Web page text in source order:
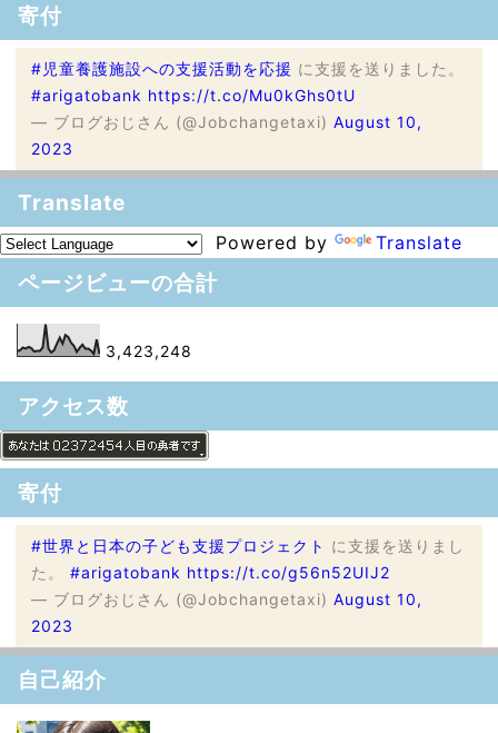
寄付
#児童養護施設への支援活動を応援 に支援を送りました。
#arigatobank https://t.co/Mu0kGhs0tU
— ブログおじさん (@Jobchangetaxi) August 10,
2023
Translate
Powered by Translate
ページビューの合計
3,423,248
アクセス数
寄付
#世界と日本の子ども支援プロジェクト に支援を送りまし
た。 #arigatobank https://t.co/g56n52UIJ2
— ブログおじさん (@Jobchangetaxi) August 10,
2023
自己紹介